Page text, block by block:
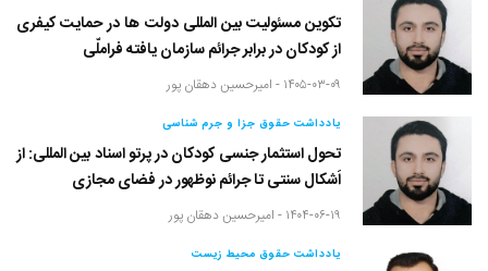
تکوین مسئولیت بین المللی دولت ها در حمایت کیفری
از کودکان در برابر جرائم سازمان یافته فراملّی
۱۴۰۵-۰۳-۰۹ - امیرحسین دهقان پور
یادداشت حقوق جزا و جرم شناسی
تحول استثمار جنسی کودکان در پرتو اسناد بین المللی: از
اَشکال سنتی تا جرائم نوظهور در فضای مجازی
۱۴۰۴-۰۶-۱۹ - امیرحسین دهقان پور
یادداشت حقوق محیط زیست